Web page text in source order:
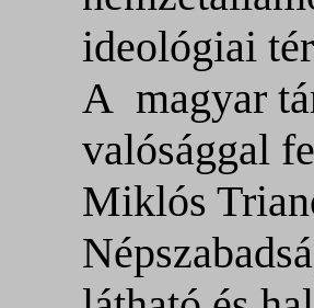
ideológiai
A magyar
valósággal
Miklós